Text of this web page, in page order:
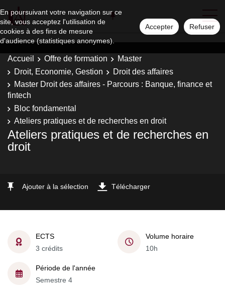
En poursuivant votre navigation sur ce
site, vous acceptez l'utilisation de
cookies à des fins de mesure
d'audience (statistiques anonymes).
Accepter Refuser
Accueil Offre de formation
Master
Droit, Economie, Gestion
Droit des affaires
Master Droit des affaires - Parcours : Banque, finance et
fintech
Bloc fondamental
Ateliers pratiques et de recherches en droit
Ateliers pratiques et de recherches en
droit
Ajouter à la sélection Télécharger
ECTS
3 crédits
Volume horaire
10h
Période de l'année
Semestre 4